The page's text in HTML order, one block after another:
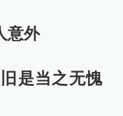
意外
是当之无愧